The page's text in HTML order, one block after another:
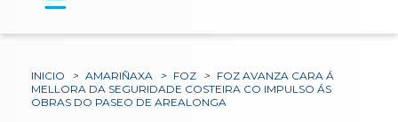
INICIO > AMARIÑAXA > FOZ > FOZ AVANZA CARA Á
MELLORA DA SEGURIDADE COSTEIRA CO IMPULSO ÁS
OBRAS DO PASEO DE AREALONGA